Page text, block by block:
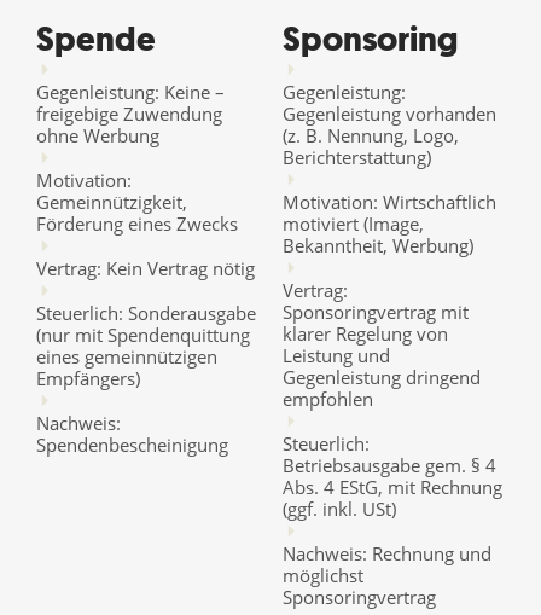
Spende
Gegenleistung: Keine –
freigebige Zuwendung
ohne Werbung
Motivation:
Gemeinnützigkeit,
Förderung eines Zwecks
Vertrag: Kein Vertrag nötig
Steuerlich: Sonderausgabe
(nur mit Spendenquittung
eines gemeinnützigen
Empfängers)
Nachweis:
Spendenbescheinigung
Sponsoring
Gegenleistung:
Gegenleistung vorhanden
(z. B. Nennung, Logo,
Berichterstattung)
Motivation: Wirtschaftlich
motiviert (Image,
Bekanntheit, Werbung)
Vertrag:
Sponsoringvertrag mit
klarer Regelung von
Leistung und
Gegenleistung dringend
empfohlen
Steuerlich:
Betriebsausgabe gem. § 4
Abs. 4 EStG, mit Rechnung
(ggf. inkl. USt)
Nachweis: Rechnung und
möglichst
Sponsoringvertrag